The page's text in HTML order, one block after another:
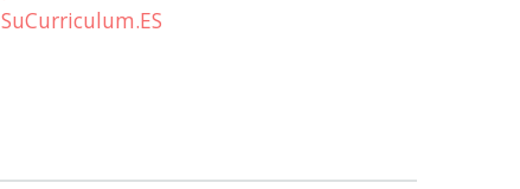
SuCurriculum.ES